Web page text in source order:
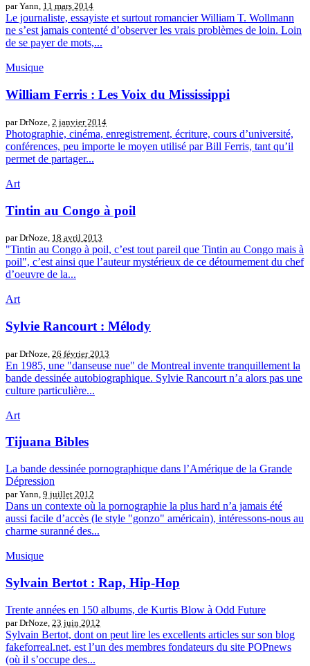
par Yann, 11 mars 2014
Le journaliste, essayiste et surtout romancier William T. Wollmann
ne s’est jamais contenté d’observer les vrais problèmes de loin. Loin
de se payer de mots,...
Musique
William Ferris : Les Voix du Mississippi
par DrNoze, 2 janvier 2014
Photographie, cinéma, enregistrement, écriture, cours d’université,
conférences, peu importe le moyen utilisé par Bill Ferris, tant qu’il
permet de partager...
Art
Tintin au Congo à poil
par DrNoze, 18 avril 2013
"Tintin au Congo à poil, c’est tout pareil que Tintin au Congo mais à
poil", c’est ainsi que l’auteur mystérieux de ce détournement du chef
d’oeuvre de la...
Art
Sylvie Rancourt : Mélody
par DrNoze, 26 février 2013
En 1985, une "danseuse nue" de Montreal invente tranquillement la
bande dessinée autobiographique. Sylvie Rancourt n’a alors pas une
culture particulière...
Art
Tijuana Bibles
La bande dessinée pornographique dans l’Amérique de la Grande
Dépression
par Yann, 9 juillet 2012
Dans un contexte où la pornographie la plus hard n’a jamais été
aussi facile d’accès (le style "gonzo" américain), intéressons-nous au
charme suranné des...
Musique
Sylvain Bertot : Rap, Hip-Hop
Trente années en 150 albums, de Kurtis Blow à Odd Future
par DrNoze, 23 juin 2012
Sylvain Bertot, dont on peut lire les excellents articles sur son blog
fakeforreal.net, est l’un des membres fondateurs du site POPnews
(où il s’occupe des...